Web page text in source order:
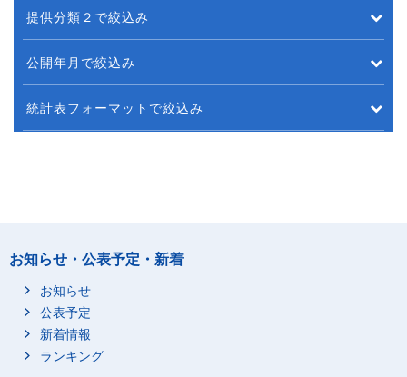
提供分類２で絞込み
公開年月で絞込み
統計表フォーマットで絞込み
お知らせ・公表予定・新着
お知らせ
公表予定
新着情報
ランキング